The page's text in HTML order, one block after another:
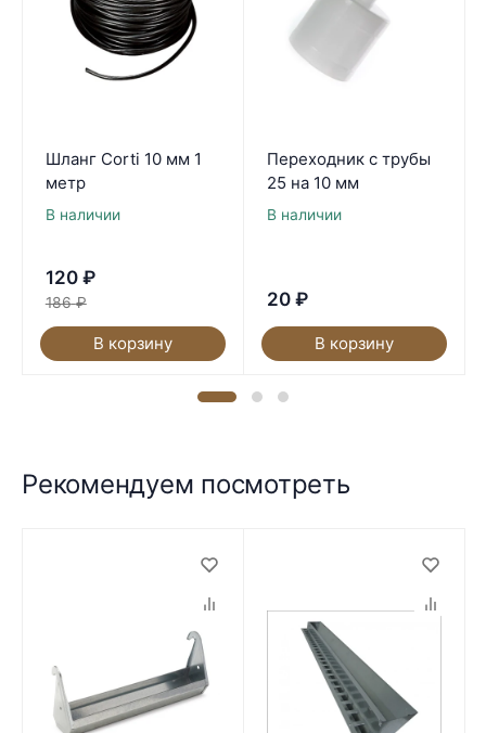
Шланг Corti 10 мм 1
метр
В наличии
120 ₽
186 ₽
В корзину
Переходник с трубы
25 на 10 мм
В наличии
20 ₽
В корзину
Рекомендуем посмотреть